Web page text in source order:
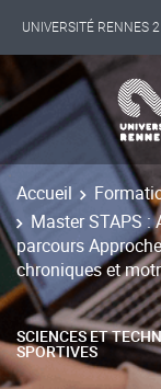
UNIVERSITÉ RENNES 2
INTERNATIONAL
LES NOUVELLES DE
Accueil
Master STAPS :
parcours
chroniques et
SCIENCES ET
SPORTIVES